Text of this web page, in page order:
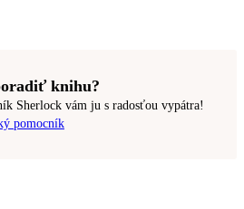
knihu?
Sherlock vám ju s radosťou vypátra!
pomocník